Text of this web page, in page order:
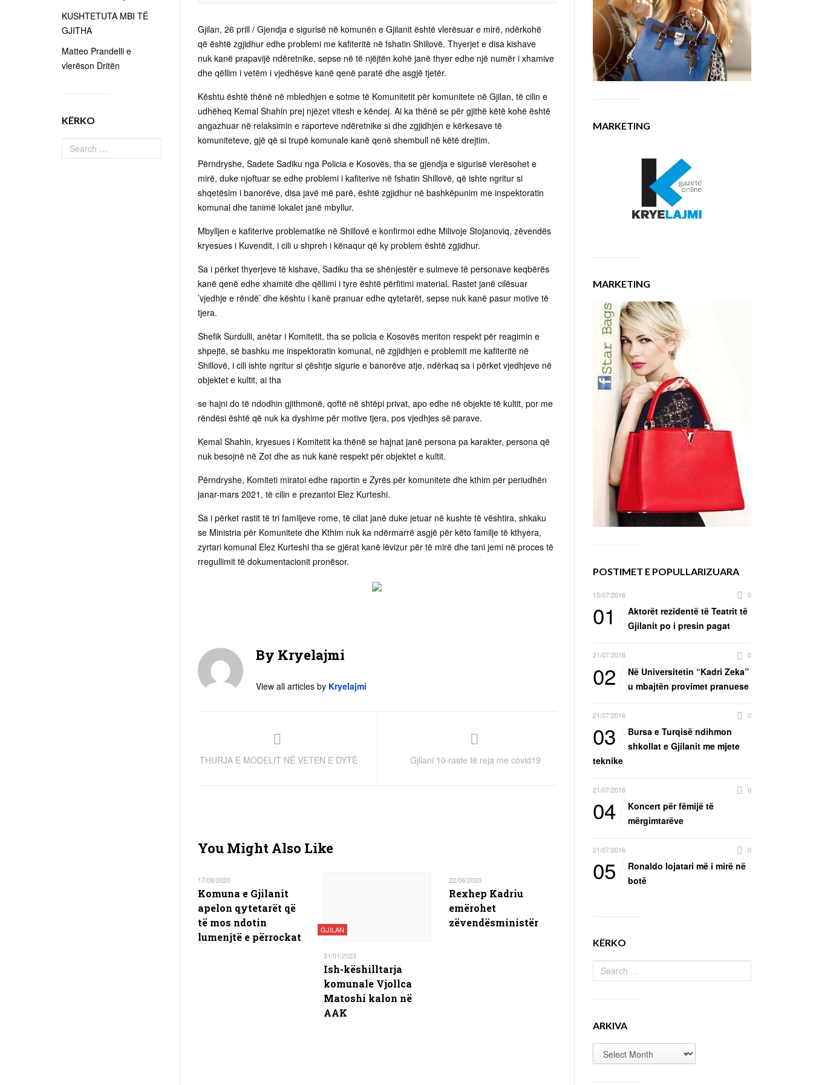
Gjilan, 26 prill / Gjendja e sigurisë në komunën e Gjilanit është vlerësuar e mirë, ndërkohë
që është zgjidhur edhe problemi me kafiteritë në fshatin Shillovë. Thyerjet e disa kishave
nuk kanë prapavijë ndëretnike, sepse në të njëjtën kohë janë thyer edhe një numër i xhamive
dhe qëllim i vetëm i vjedhësve kanë qenë paratë dhe asgjë tjetër.
Kështu është thënë në mbledhjen e sotme të Komunitetit për komunitete në Gjilan, të cilin e
udhëheq Kemal Shahin prej njëzet vitesh e këndej. Ai ka thënë se për gjithë këtë kohë është
angazhuar në relaksimin e raporteve ndëretnike si dhe zgjidhjen e kërkesave të
komuniteteve, gjë që si trupë komunale kanë qenë shembull në këtë drejtim.
Përndryshe, Sadete Sadiku nga Policia e Kosovës, tha se gjendja e sigurisë vlerësohet e
mirë, duke njoftuar se edhe problemi i kafiterive në fshatin Shillovë, që ishte ngritur si
shqetësim i banorëve, disa javë më parë, është zgjidhur në bashkëpunim me inspektoratin
komunal dhe tanimë lokalet janë mbyllur.
Mbylljen e kafiterive problematike në Shillovë e konfirmoi edhe Milivoje Stojanoviq, zëvendës
kryesues i Kuvendit, i cili u shpreh i kënaqur që ky problem është zgjidhur.
Sa i përket thyerjeve të kishave, Sadiku tha se shënjestër e sulmeve të personave keqbërës
kanë qenë edhe xhamitë dhe qëllimi i tyre është përfitimi material. Rastet janë cilësuar
’vjedhje e rëndë’ dhe kështu i kanë pranuar edhe qytetarët, sepse nuk kanë pasur motive të
tjera.
Shefik Surdulli, anëtar i Komitetit, tha se policia e Kosovës meriton respekt për reagimin e
shpejtë, së bashku me inspektoratin komunal, në zgjidhjen e problemit me kafiteritë në
Shillovë, i cili ishte ngritur si çështje sigurie e banorëve atje, ndërkaq sa i përket vjedhjeve në
objektet e kultit, ai tha
se hajni do të ndodhin gjithmonë, qoftë në shtëpi privat, apo edhe në objekte të kultit, por me
rëndësi është që nuk ka dyshime për motive tjera, pos vjedhjes së parave.
Kemal Shahin, kryesues i Komitetit ka thënë se hajnat janë persona pa karakter, persona që
nuk besojnë në Zot dhe as nuk kanë respekt për objektet e kultit.
Përndryshe, Komiteti miratoi edhe raportin e Zyrës për komunitete dhe kthim për periudhën
janar-mars 2021, të cilin e prezantoi Elez Kurteshi.
Sa i përket rastit të tri familjeve rome, të cilat janë duke jetuar në kushte të vështira, shkaku
se Ministria për Komunitete dhe Kthim nuk ka ndërmarrë asgjë për këto familje të kthyera,
zyrtari komunal Elez Kurteshi tha se gjërat kanë lëvizur për të mirë dhe tani jemi në proces të
rregullimit të dokumentacionit pronësor.
By Kryelajmi
View all articles by Kryelajmi
THURJA E MODELIT NË VETEN E DYTË Gjilani 10 raste të reja me covid19
You Might Also Like
17/08/2020
Komuna e Gjilanit
apelon qytetarët që
të mos ndotin
lumenjtë e përrockat
GJILAN
31/01/2023
Ish-këshilltarja
komunale Vjollca
Matoshi kalon në
AAK
22/06/2020
Rexhep Kadriu
emërohet
zëvendësministër
MARKETING
MARKETING
POSTIMET E POPULLARIZUARA
15/07/2016 0
01
Aktorët rezidentë të Teatrit të
Gjilanit po i presin pagat
21/07/2016 0
02
Në Universitetin “Kadri Zeka”
u mbajtën provimet pranuese
21/07/2016 0
03
Bursa e Turqisë ndihmon
shkollat e Gjilanit me mjete
teknike
21/07/2016 0
04
Koncert për fëmijë të
mërgimtarëve
21/07/2016 0
05
Ronaldo lojatari më i mirë në
botë
KËRKO
ARKIVA
KUSHTETUTA MBI TË
GJITHA
Matteo Prandelli e
vlerëson Dritën
KËRKO